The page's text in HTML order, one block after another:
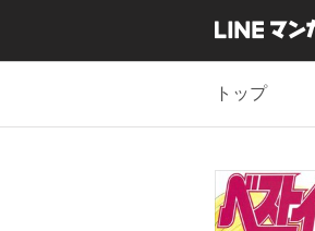
トップ